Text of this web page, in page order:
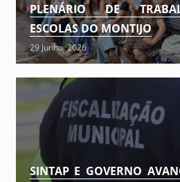
PLENÁRIO DE
ESCOLAS DO MONTIJO
29 Junho, 2026
SINTAP E GOVERNO